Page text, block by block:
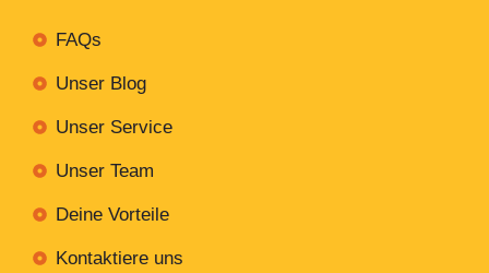
FAQs
Unser Blog
Unser Service
Unser Team
Deine Vorteile
Kontaktiere uns